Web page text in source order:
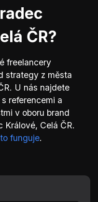
ČR?
freelancery
strategy z města
U nás najdete
referencemi a
v oboru brand
Celá ČR.
funguje.